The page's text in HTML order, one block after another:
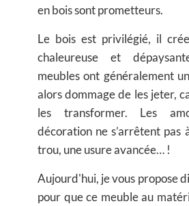
en bois sont prometteurs.
Le bois est privilégié, il
chaleureuse et
meubles ont généralement
alors dommage de les jeter,
les transformer. Les
décoration ne s’arrêtent pas
trou, une usure avancée… !
Aujourd'hui, je vous propose
pour que ce meuble au